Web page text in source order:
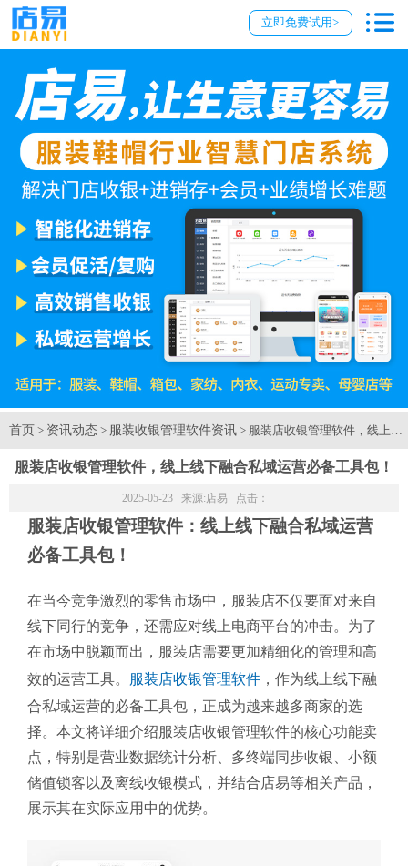
立即免费试用>
首页 > 资讯动态 > 服装收银管理软件资讯 > 服装店收银管理软件，线上
服装店收银管理软件，线上线下融合私域运营必备工具包！
2025-05-23 来源:店易 点击：
服装店收银管理软件：线上线下融合私域运营
必备工具包！
在当今竞争激烈的零售市场中，服装店不仅要面对来自
线下同行的竞争，还需应对线上电商平台的冲击。为了
在市场中脱颖而出，服装店需要更加精细化的管理和高
效的运营工具。
服装店收银管理软件 ，作为线上线下融
合私域运营的必备工具包，正成为越来越多商家的选
择。本文将详细介绍服装店收银管理软件的核心功能卖
点，特别是营业数据统计分析、多终端同步收银、小额
储值锁客以及离线收银模式，并结合店易等相关产品，
展示其在实际应用中的优势。